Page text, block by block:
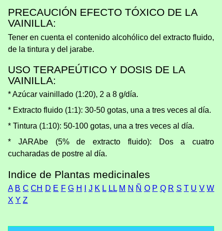
PRECAUCIÓN EFECTO TÓXICO DE LA
VAINILLA:
Tener en cuenta el contenido alcohólico del extracto fluido,
de la tintura y del jarabe.
USO TERAPEÚTICO Y DOSIS DE LA
VAINILLA:
* Azúcar vainillado (1:20), 2 a 8 g/día.
* Extracto fluido (1:1): 30-50 gotas, una a tres veces al día.
* Tintura (1:10): 50-100 gotas, una a tres veces al día.
* JARAbe (5% de extracto fluido): Dos a cuatro
cucharadas de postre al día.
Indice de Plantas medicinales
A B C CH D E F G H J K L LL M N Ñ O P Q R S T U V W
X Y Z